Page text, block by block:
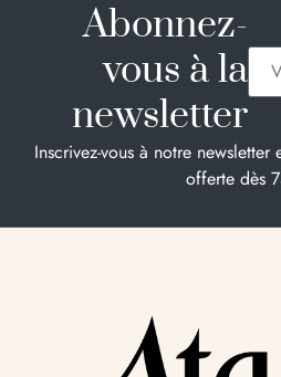
Abonnez-
vous à la
newsletter
Inscrivez-vous à notre
offerte dès